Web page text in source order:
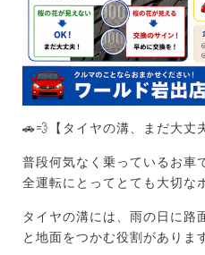
🚗💨【タイヤの溝、まだ大丈
普段何気なく乗っているお車
全運転にとってとても大切な
タイヤの溝には、雨の日に路
と地面をつかむ役割がありま